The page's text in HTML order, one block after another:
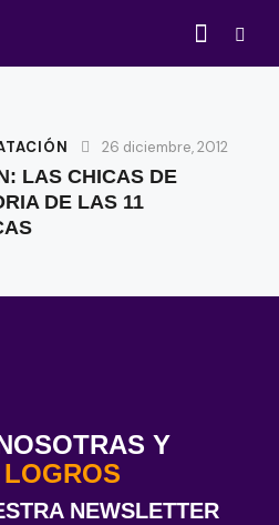
26 diciembre, 2012
LAS CHICAS DE
DE LAS 11
Y
LOGROS
NEWSLETTER